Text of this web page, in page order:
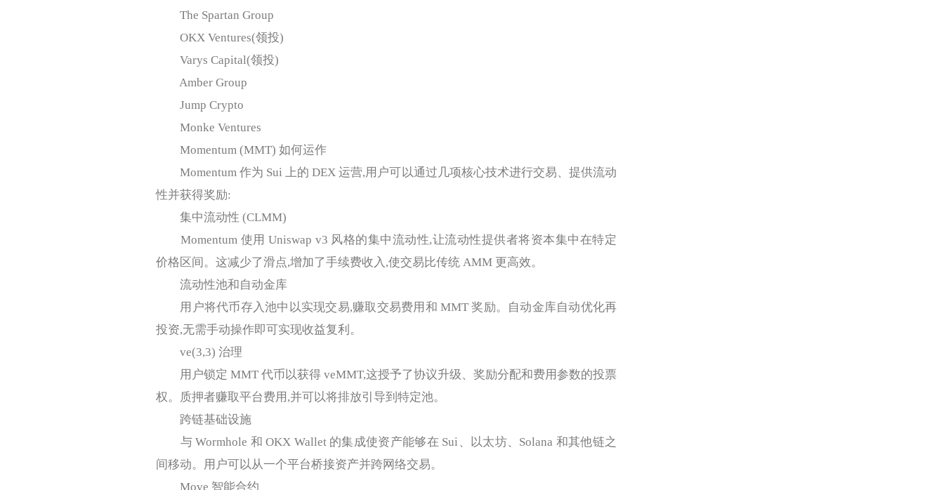
The Spartan Group
OKX Ventures(领投)
Varys Capital(领投)
Amber Group
Jump Crypto
Monke Ventures
Momentum (MMT) 如何运作
Momentum 作为 Sui 上的 DEX 运营,用户可以通过几项核心技术进行交易、提供流动
性并获得奖励:
集中流动性 (CLMM)
Momentum 使用 Uniswap v3 风格的集中流动性,让流动性提供者将资本集中在特定
价格区间。这减少了滑点,增加了手续费收入,使交易比传统 AMM 更高效。
流动性池和自动金库
用户将代币存入池中以实现交易,赚取交易费用和 MMT 奖励。自动金库自动优化再
投资,无需手动操作即可实现收益复利。
ve(3,3) 治理
用户锁定 MMT 代币以获得 veMMT,这授予了协议升级、奖励分配和费用参数的投票
权。质押者赚取平台费用,并可以将排放引导到特定池。
跨链基础设施
与 Wormhole 和 OKX Wallet 的集成使资产能够在 Sui、以太坊、Solana 和其他链之
间移动。用户可以从一个平台桥接资产并跨网络交易。
Move 智能合约